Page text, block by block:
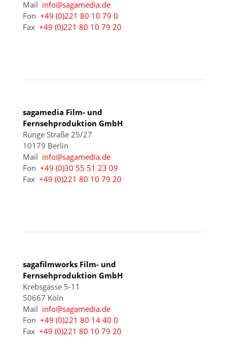
Mail info@sagamedia.de
Fon +49 (0)221 80 10 79 0
Fax +49 (0)221 80 10 79 20
sagamedia Film- und
Fernsehproduktion GmbH
Runge Straße 25/27
10179 Berlin
Mail info@sagamedia.de
Fon +49 (0)30 55 51 23 09
Fax +49 (0)221 80 10 79 20
sagafilmworks Film- und
Fernsehproduktion GmbH
Krebsgasse 5-11
50667 Köln
Mail info@sagamedia.de
Fon +49 (0)221 80 14 40 0
Fax +49 (0)221 80 10 79 20